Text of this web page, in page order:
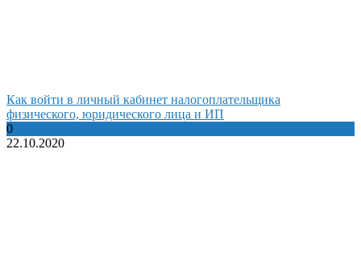
Как войти в личный кабинет налогоплательщика
физического, юридического лица и ИП
0
22.10.2020